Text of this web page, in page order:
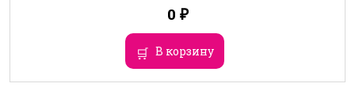
0 ₽
В корзину